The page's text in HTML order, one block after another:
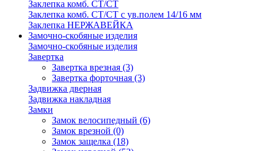
Заклепка комб. СТ/СТ
Заклепка комб. СТ/СТ с ув.полем 14/16 мм
Заклепка НЕРЖАВЕЙКА
Замочно-скобяные изделия
Замочно-скобяные изделия
Завертка
Завертка врезная (3)
Завертка форточная (3)
Задвижка дверная
Задвижка накладная
Замки
Замок велосипедный (6)
Замок врезной (0)
Замок защелка (18)